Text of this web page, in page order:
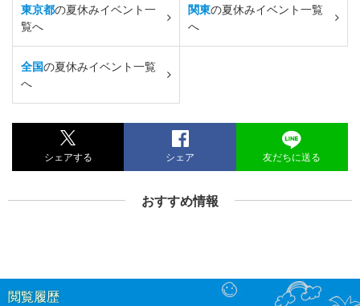
東京都の夏休みイベント一
覧へ
関東の夏休みイベント一覧
へ
全国の夏休みイベント一覧
へ
シェアする シェア 友だちに送る
おすすめ情報
閲覧履歴